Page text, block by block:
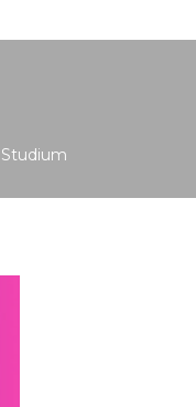
Studium